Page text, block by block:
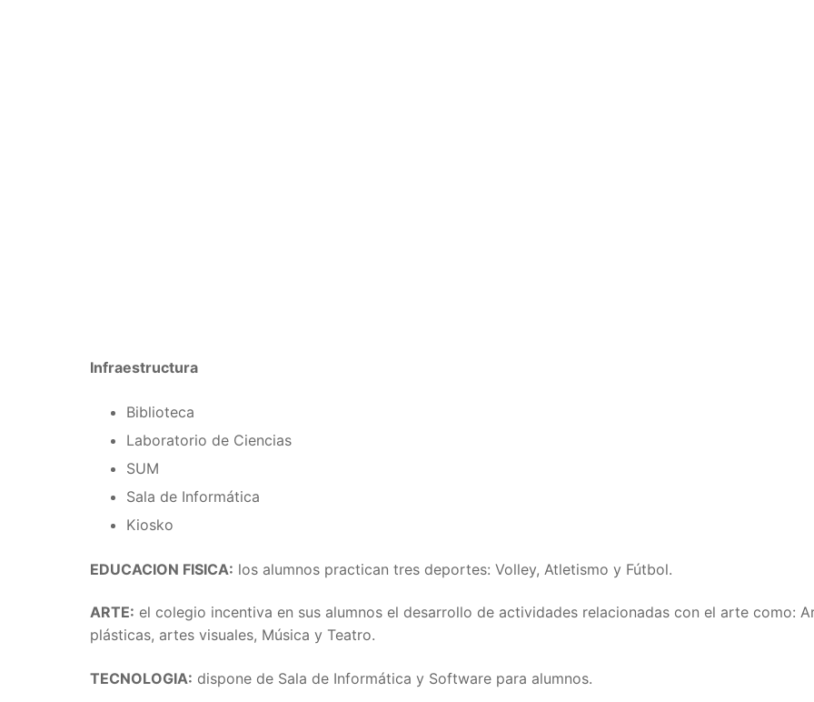
Infraestructura
Biblioteca
Laboratorio de Ciencias
SUM
Sala de Informática
Kiosko
EDUCACION FISICA: los alumnos practican tres deportes: Volley, Atletismo y Fútbol.
ARTE: el colegio incentiva en sus alumnos el desarrollo de actividades relacionadas con el arte como:
plásticas, artes visuales, Música y Teatro.
TECNOLOGIA: dispone de Sala de Informática y Software para alumnos.